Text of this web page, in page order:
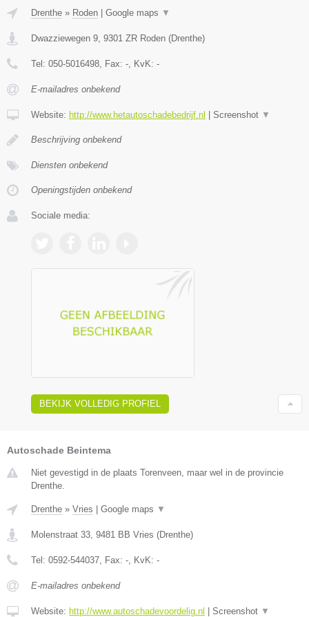
Drenthe » Roden Google maps ▼
Dwazziewegen 9 9301 ZR Roden (Drenthe)
Tel: 050-5016498 , Fax: - , KvK: -
E-mailadres onbekend
Website: http://www.hetautoschadebedrijf.nl Screenshot ▼
Beschrijving onbekend
Diensten onbekend
Openingstijden onbekend
Sociale media:
BEKIJK VOLLEDIG PROFIEL
Autoschade Beintema
Niet gevestigd in de plaats Torenveen, maar wel in de provincie
Drenthe.
Drenthe » Vries | Google maps ▼
Molenstraat 33 9481 BB Vries (Drenthe)
Tel: 0592-544037 , Fax: - , KvK: -
E-mailadres onbekend
Website: http://www.autoschadevoordelig.nl | Screenshot ▼